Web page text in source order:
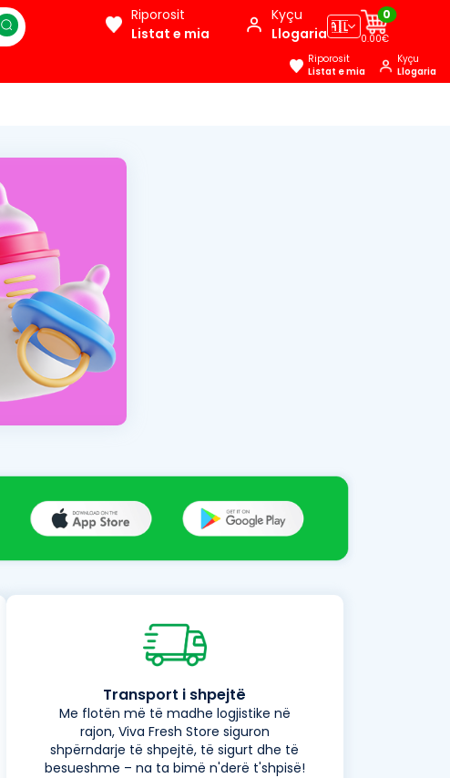
Riporosit
Listat e mia
Kyçu
Llogaria🇦🇱
0
0.00€
Riporosit
Listat e mia
Kyçu
Llogaria
Transport i shpejtë
Me flotën më të madhe logjistike në
rajon, Viva Fresh Store siguron
shpërndarje të shpejtë, të sigurt dhe të
besueshme – na ta bimë n'derë t'shpisë!